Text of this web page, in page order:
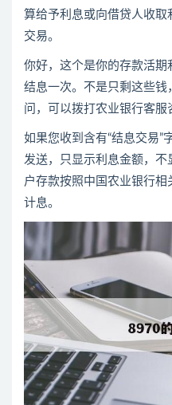
算给予利息或向借贷人收
交易。
你好，这个是你的存款活
结息一次。不是只剩这些
问，可以拨打农业银行客服
如果您收到含有“结息交易”
发送，只显示利息金额，
户存款按照中国农业银行
计息。